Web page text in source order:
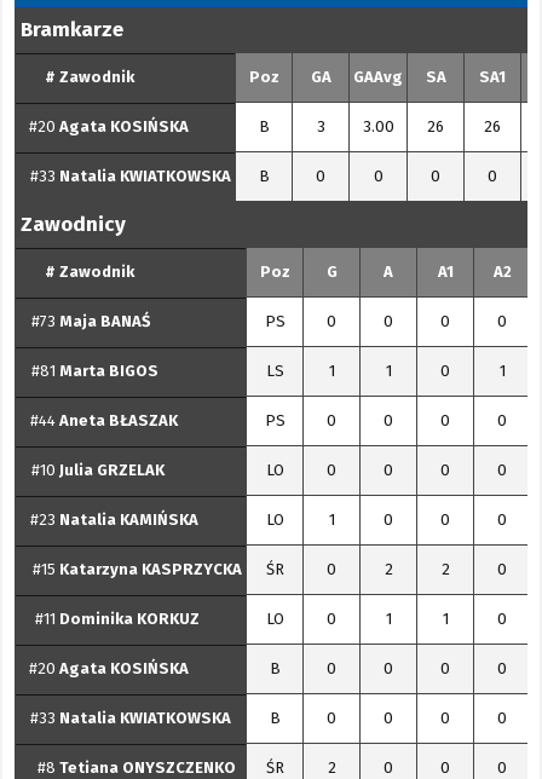
Bramkarze
# Zawodnik Poz GA GAAvg SA SA1
#20 Agata KOSIŃSKA B 3 3.00 26 26
#33 Natalia KWIATKOWSKA B 0 0 0 0
Zawodnicy
# Zawodnik Poz G A A1 A2
#73 Maja BANAŚ PS 0 0 0 0
#81 Marta BIGOS LS 1 1 0 1
#44 Aneta BŁASZAK PS 0 0 0 0
#10 Julia GRZELAK LO 0 0 0 0
#23 Natalia KAMIŃSKA LO 1 0 0 0
#15 Katarzyna KASPRZYCKA ŚR 0 2 2 0
#11 Dominika KORKUZ LO 0 1 1 0
#20 Agata KOSIŃSKA B 0 0 0 0
#33 Natalia KWIATKOWSKA B 0 0 0 0
#8 Tetiana ONYSZCZENKO ŚR 2 0 0 0